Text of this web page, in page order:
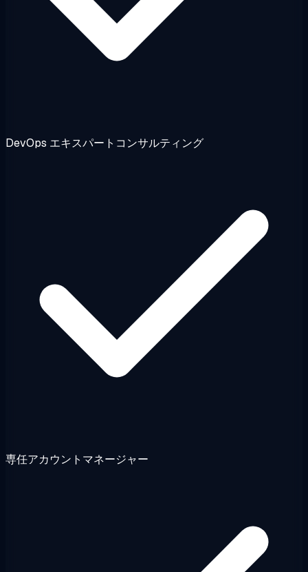
DevOps エキスパートコンサルティング
専任アカウントマネージャー